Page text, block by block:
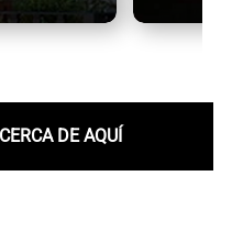
DE AQUÍ